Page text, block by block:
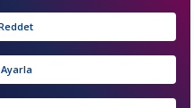
Merhaba ben InvestIQ. Size
nasıl yardımcı olabilirim?